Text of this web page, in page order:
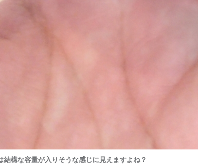
結構な容量が入りそうな感じに見えますよね？